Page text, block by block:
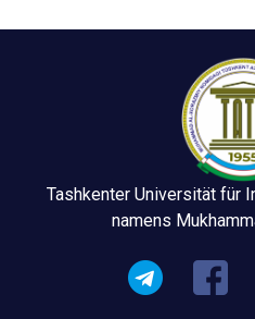
Tashkenter Universität für
namens